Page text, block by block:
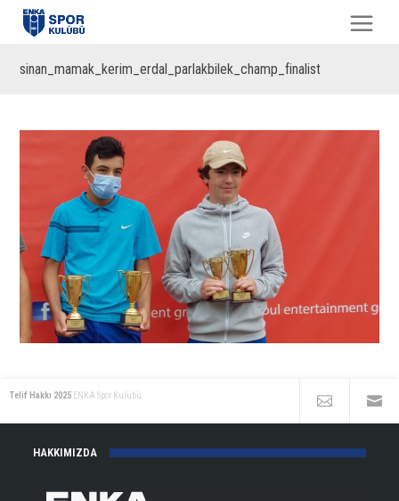
sinan_mamak_kerim_erdal_parlakbilek_champ_finalist
Telif Hakkı 2025 ENKA Spor Kulübü
HAKKIMIZDA